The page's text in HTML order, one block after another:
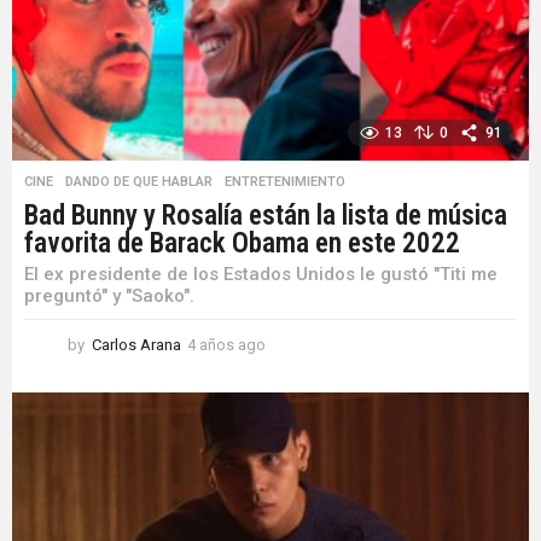
o
13 0 91
CINE ,DANDO DE QUE HABLAR ,ENTRETENIMIENTO
Bad Bunny y Rosalía están la lista de música
favorita de Barack Obama en este 2022
El ex presidente de los Estados Unidos le gustó "Titi me
preguntó" y "Saoko".
by Carlos Arana 4 años ago
ñ
a
g
o